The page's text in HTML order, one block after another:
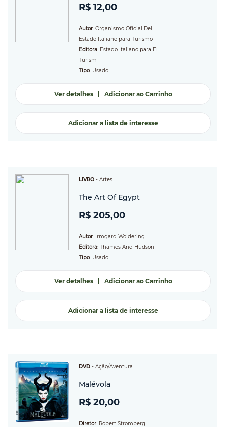
R$ 12,00
Autor: Organismo Oficial Del
Estado Italiano para Turismo
Editora: Estado Italiano para El
Turism
Tipo: Usado
Ver detalhes| Adicionar ao Carrinho
Adicionar a lista de interesse
LIVRO - Artes
The Art Of Egypt
R$ 205,00
Autor: Irmgard Woldering
Editora: Thames And Hudson
Tipo: Usado
Ver detalhes| Adicionar ao Carrinho
Adicionar a lista de interesse
DVD - Ação/Aventura
Malévola
R$ 20,00
Diretor: Robert Stromberg